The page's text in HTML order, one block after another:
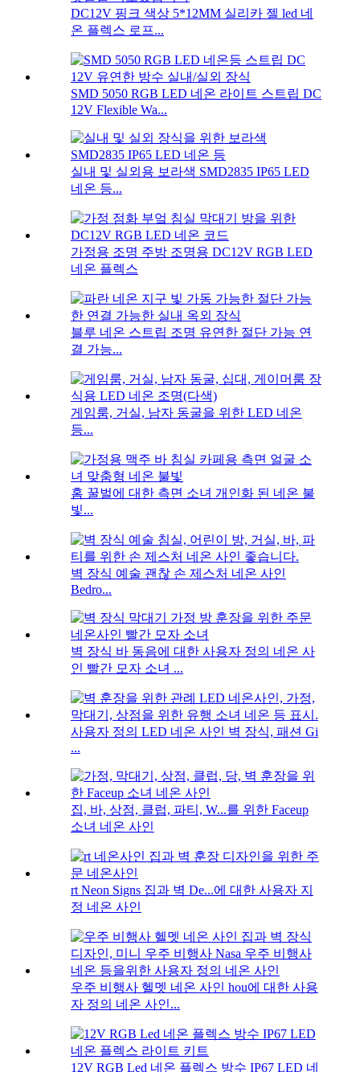
DC12V 핑크 색상 5*12MM 실리카 젤 led 네
온 플렉스 로프...
SMD 5050 RGB LED 네온 라이트 스트립 DC
12V Flexible Wa...
실내 및 실외용 보라색 SMD2835 IP65 LED
네온 등...
가정용 조명 주방 조명용 DC12V RGB LED
네온 플렉스
블루 네온 스트립 조명 유연한 절단 가능 연
결 가능...
게임룸, 거실, 남자 동굴을 위한 LED 네온
등...
홈 꿀벌에 대한 측면 소녀 개인화 된 네온 불
빛...
벽 장식 예술 괜찮 손 제스처 네온 사인
Bedro...
벽 장식 바 동음에 대한 사용자 정의 네온 사
인 빨간 모자 소녀 ...
사용자 정의 LED 네온 사인 벽 장식, 패션 Gi
...
집, 바, 상점, 클럽, 파티, W...를 위한 Faceup
소녀 네온 사인
rt Neon Signs 집과 벽 De...에 대한 사용자 지
정 네온 사인
우주 비행사 헬멧 네온 사인 hou에 대한 사용
자 정의 네온 사인...
12V RGB Led 네온 플렉스 방수 IP67 LED 네